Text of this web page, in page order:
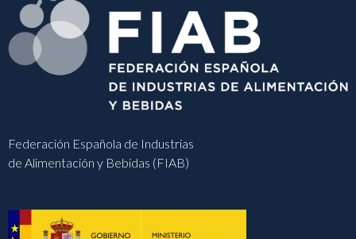
Federación Española de Industrias
de Alimentación y Bebidas (FIAB)